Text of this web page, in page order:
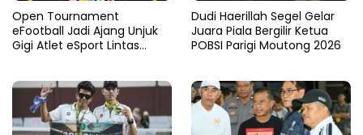
Open Tournament
eFootball Jadi Ajang Unjuk
Gigi Atlet eSport Lintas
Dudi Haerillah Segel Gelar
Juara Piala Bergilir Ketua
POBSI Parigi Moutong 2026